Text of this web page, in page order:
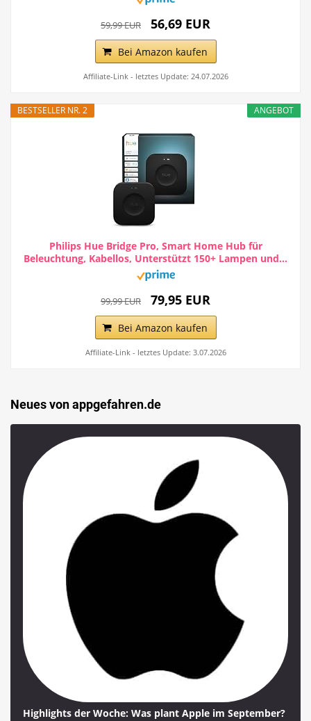
59,99 EUR 56,69 EUR
Bei Amazon kaufen
Affiliate-Link - letztes Update: 24.07.2026
ANGEBOT
BESTSELLER NR. 2
Philips Hue Bridge Pro, Smart Home Hub für
Beleuchtung, Kabellos, Unterstützt 150+ Lampen und...
99,99 EUR 79,95 EUR
Bei Amazon kaufen
Affiliate-Link - letztes Update: 3.07.2026
Neues von appgefahren.de
Highlights der Woche: Was plant Apple im September?